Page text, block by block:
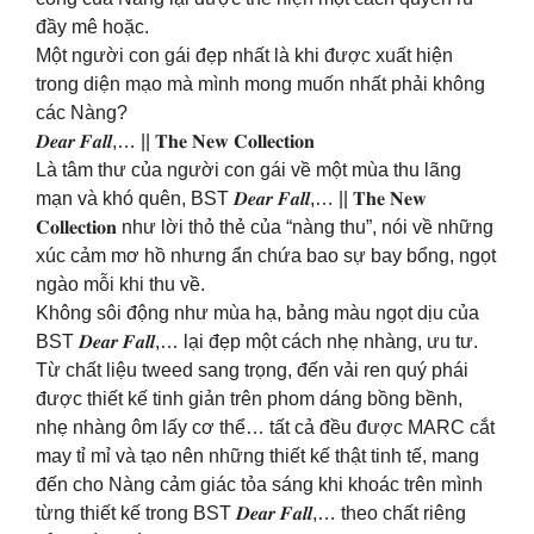
đầy mê hoặc.
Một người con gái đẹp nhất là khi được xuất hiện
trong diện mạo mà mình mong muốn nhất phải không
các Nàng?
𝑫𝒆𝒂𝒓 𝑭𝒂𝒍𝒍,… || 𝐓𝐡𝐞 𝐍𝐞𝐰 𝐂𝐨𝐥𝐥𝐞𝐜𝐭𝐢𝐨𝐧
Là tâm thư của người con gái về một mùa thu lãng
mạn và khó quên, BST 𝑫𝒆𝒂𝒓 𝑭𝒂𝒍𝒍,… || 𝐓𝐡𝐞 𝐍𝐞𝐰
𝐂𝐨𝐥𝐥𝐞𝐜𝐭𝐢𝐨𝐧 như lời thỏ thẻ của “nàng thu”, nói về những
xúc cảm mơ hồ nhưng ẩn chứa bao sự bay bổng, ngọt
ngào mỗi khi thu về.
Không sôi động như mùa hạ, bảng màu ngọt dịu của
BST 𝑫𝒆𝒂𝒓 𝑭𝒂𝒍𝒍,… lại đẹp một cách nhẹ nhàng, ưu tư.
Từ chất liệu tweed sang trọng, đến vải ren quý phái
được thiết kế tinh giản trên phom dáng bồng bềnh,
nhẹ nhàng ôm lấy cơ thể… tất cả đều được MARC cắt
may tỉ mỉ và tạo nên những thiết kế thật tinh tế, mang
đến cho Nàng cảm giác tỏa sáng khi khoác trên mình
từng thiết kế trong BST 𝑫𝒆𝒂𝒓 𝑭𝒂𝒍𝒍,… theo chất riêng